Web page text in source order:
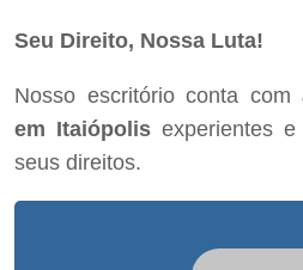
Seu Direito, Nossa Luta!
Nosso escritório conta com
em Itaiópolisexperientes e
seus direitos.